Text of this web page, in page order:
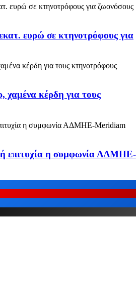
ευρώ σε κτηνοτρόφους για
χαμένα κέρδη για τους
επιτυχία η συμφωνία ΑΔΜΗΕ-